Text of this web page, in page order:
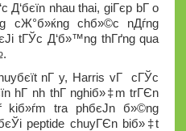
Д‘бєїn nhau thai, giГєp bГ o
cЖ°б»ќng chб»©c nДѓng
tГЎc Д‘б»™ng thГґng qua
nГ y, Harris vГ cГЎc
hГ nh thГ­ nghiб»‡m trГЄn
kiб»ѓm tra phбєЈn б»©ng
peptide chuyГЄn biб»‡t